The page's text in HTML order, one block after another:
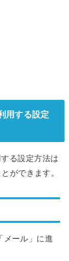
用する設定
る設定方法は
ができます。
メール」に進